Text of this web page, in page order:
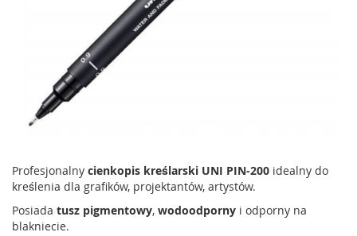
Profesjonalny cienkopis kreślarski UNI PIN-200 idealny do
kreślenia dla grafików, projektantów, artystów.
Posiada tusz pigmentowy, wodoodporny i odporny na
blakniecie.